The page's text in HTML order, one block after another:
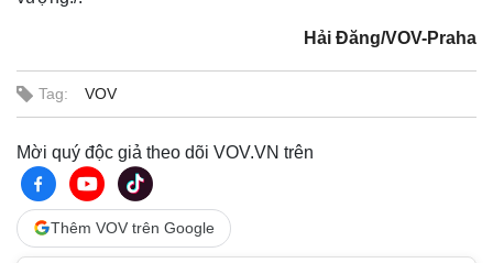
Pháp luật
Vụ án
Tin nóng
Tư vấn luật
Phân tích
Hải Đăng/VOV-Praha
Tag: VOV
Mời quý độc giả theo dõi VOV.VN trên
Thêm VOV trên Google